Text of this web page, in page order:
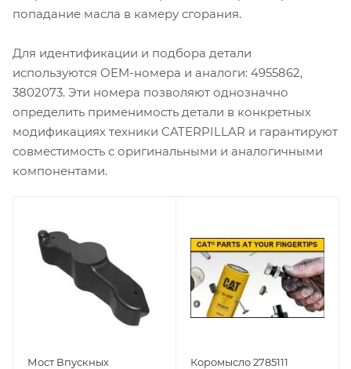
попадание масла в камеру сгорания.
Для идентификации и подбора детали
используются OEM-номера и аналоги: 4955862,
3802073. Эти номера позволяют однозначно
определить применимость детали в конкретных
модификациях техники CATERPILLAR и гарантируют
совместимость с оригинальными и аналогичными
компонентами.
Мост Впускных
Коромысло 2785111